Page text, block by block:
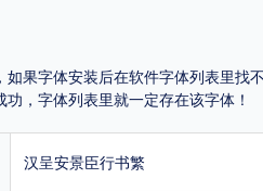
下载 海报素材下载
果字体安装后在软件字体列表里
，字体列表里就一定存在该字体！
汉呈安景臣行书繁